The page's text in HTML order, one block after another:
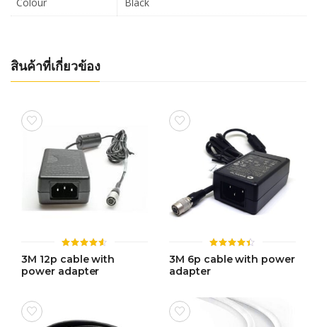
สินค้าที่เกี่ยวข้อง
ให้
คะแนน
4.51
3M 12p cable with
power adapter
ให้
คะแนน
3M 6p cable with power
adapter